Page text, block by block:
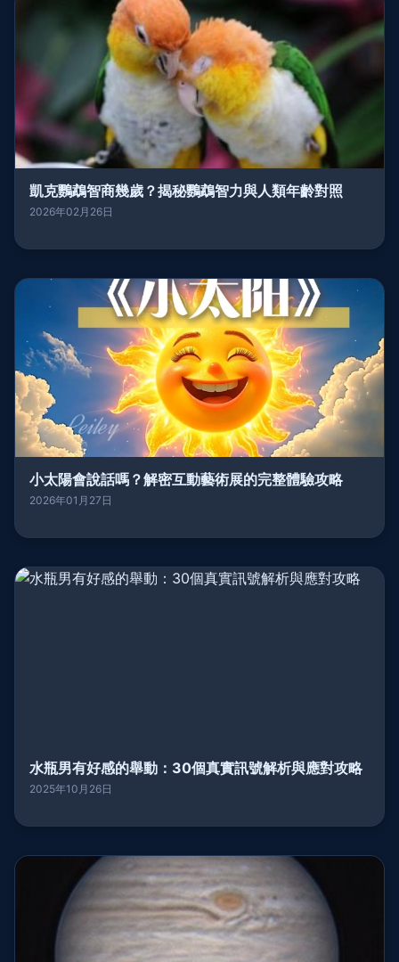
凱克鸚鵡智商幾歲？揭秘鸚鵡智力與人類年齡對照
2026年02月26日
小太陽會說話嗎？解密互動藝術展的完整體驗攻略
2026年01月27日
水瓶男有好感的舉動：30個真實訊號解析與應對攻略
2025年10月26日